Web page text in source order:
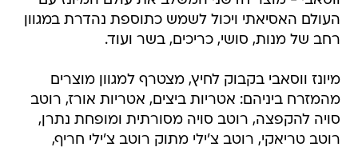
העולם האסיאתי ויכול לשמש כתוספת נהדרת במגוון
רחב של מנות, סושי, כריכים, בשר ועוד.
מיונז ווסאבי בקבוק לחיץ, מצטרף למגוון מוצרים
מהמזרח ביניהם: אטריות ביצים, אטריות אורז, רוטב
סויה להקפצה, רוטב סויה מסורתית ומופחת נתרן,
רוטב טריאקי, רוטב צ'ילי מתוק רוטב צ'ילי חריף,